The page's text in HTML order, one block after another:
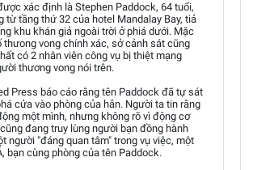
xác định là Stephen Paddock, 64 tuổi,
từ tầng thứ 32 của hotel Mandalay Bay, tiả
khu khán giả ngoài trời ở phiá dưới. Mặc
thưong vong chính xác, sở cảnh sát cũng
có 2 nhân viên công vụ bị thiệt mạng
thương vong nói trên.
Press báo cáo rằng tên Paddock đã tự sát
cửa vào phòng của hắn. Người ta tin rằng
một mình, nhưng không rõ vì động cơ
đang truy lùng người bạn đồng hành
người "đáng quan tâm" trong vụ việc, một
bạn cùng phòng của tên Paddock.